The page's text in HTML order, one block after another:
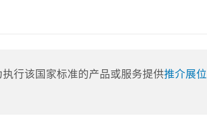
行该国家标准的产品或服务提供推介展位